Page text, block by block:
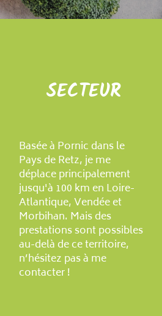
SECTEUR
Basée à Pornic dans le
Pays de Retz, je me
déplace principalement
jusqu'à 100 km en Loire-
Atlantique, Vendée et
Morbihan. Mais des
prestations sont possibles
au-delà de ce territoire,
n’hésitez pas à me
contacter !